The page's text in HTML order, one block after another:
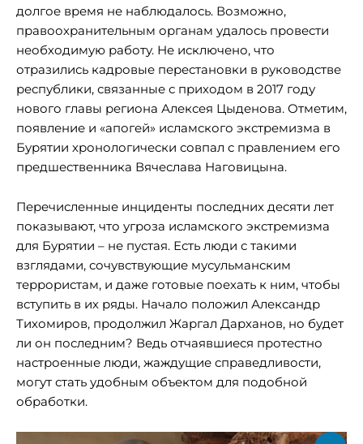
долгое время не наблюдалось. Возможно,
правоохранительным органам удалось провести
необходимую работу. Не исключено, что
отразились кадровые перестановки в руководстве
республики, связанные с приходом в 2017 году
нового главы региона Алексея Цыденова. Отметим,
появление и «апогей» исламского экстремизма в
Бурятии хронологически совпал с правлением его
предшественника Вячеслава Наговицына.
Перечисленные инциденты последних десяти лет
показывают, что угроза исламского экстремизма
для Бурятии – не пустая. Есть люди с такими
взглядами, сочувствующие мусульманским
террористам, и даже готовые поехать к ним, чтобы
вступить в их ряды. Начало положил Александр
Тихомиров, продолжил Жаргал Дарханов, но будет
ли он последним? Ведь отчаявшиеся протестно
настроенные люди, жаждущие справедливости,
могут стать удобным объектом для подобной
обработки.